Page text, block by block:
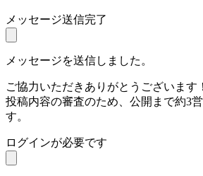
メッセージ送信完了
メッセージを送信しました。
ご協力いただきありがとうございます！
投稿内容の審査のため、公開まで約3
す。
ログインが必要です